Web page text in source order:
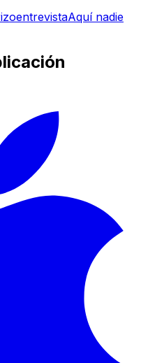
entrevistaAquí nadie